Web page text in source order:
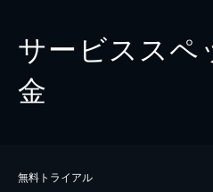
サービススペ
金
無料トライアル